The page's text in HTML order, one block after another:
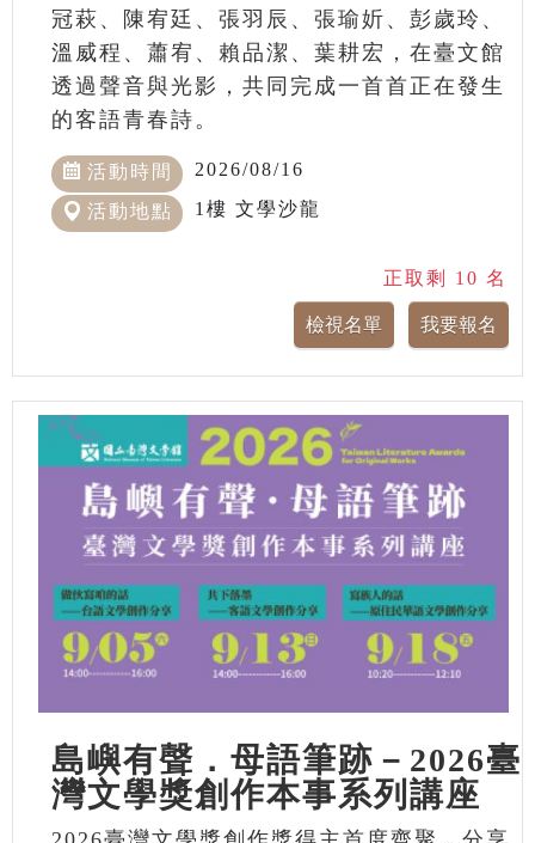
冠萩、陳宥廷、張羽辰、張瑜妡、彭歲玲、
溫威程、蕭宥、賴品潔、葉耕宏，在臺文館
透過聲音與光影，共同完成一首首正在發生
的客語青春詩。
活動時間 2026/08/16
活動地點 1樓 文學沙龍
正取剩 10 名
島嶼有聲．母語筆跡－2026臺
灣文學獎創作本事系列講座